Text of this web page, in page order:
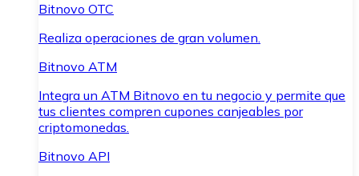
Bitnovo OTC
Realiza operaciones de gran volumen.
Bitnovo ATM
Integra un ATM Bitnovo en tu negocio y permite que
tus clientes compren cupones canjeables por
criptomonedas.
Bitnovo API